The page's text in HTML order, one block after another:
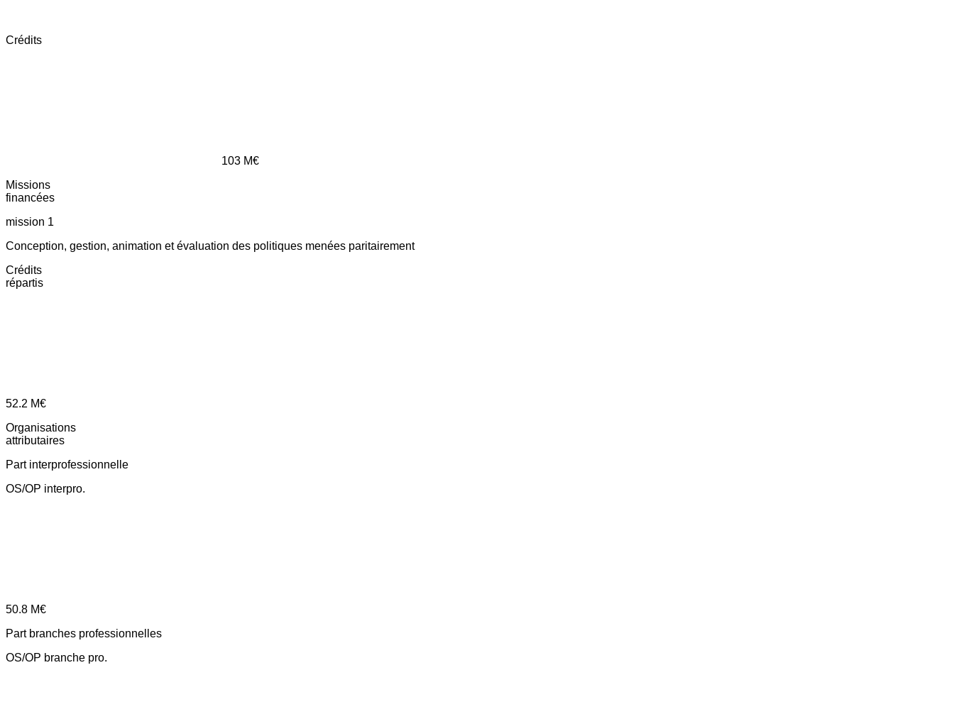
Crédits
103 M€
Missions
financées
mission 1
Conception, gestion, animation et évaluation des politiques menées paritairement
Crédits
répartis
52.2 M€
Organisations
attributaires
Part interprofessionnelle
OS/OP interpro.
50.8 M€
Part branches professionnelles
OS/OP branche pro.